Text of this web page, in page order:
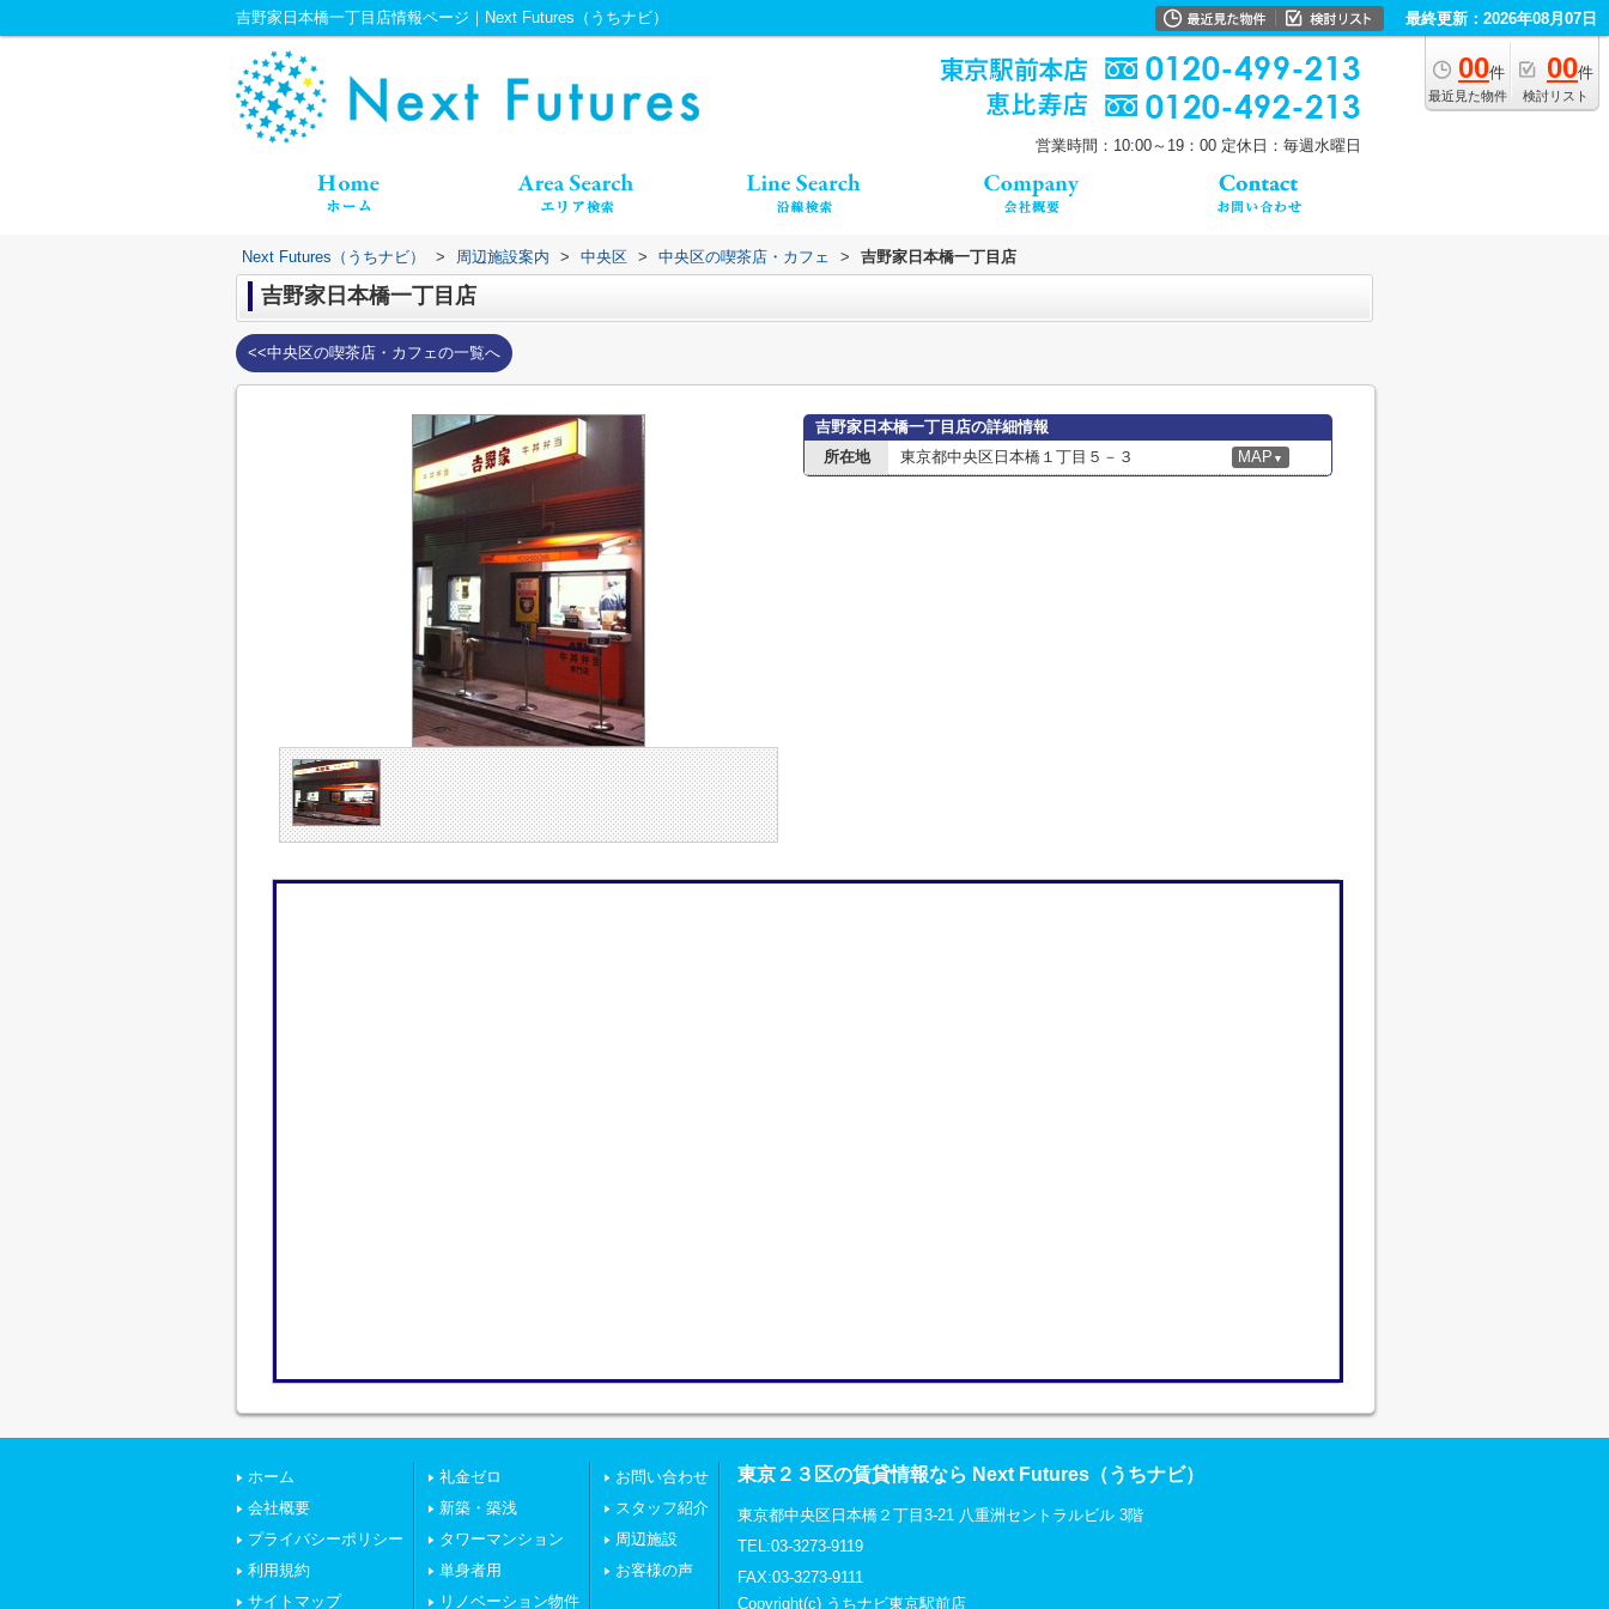
吉野家日本橋一丁目店情報ページ｜Next Futures（うちナビ） 最終更新：2026年08月07日
00件
最近見た物件
00件
検討リスト
営業時間：10:00～19：00 定休日：毎週水曜日
Next Futures（うちナビ） > 周辺施設案内 > 中央区 > 中央区の喫茶店・カフェ > 吉野家日本橋一丁目店
吉野家日本橋一丁目店
<<中央区の喫茶店・カフェの一覧へ
吉野家日本橋一丁目店の詳細情報
所在地
東京都中央区日本橋１丁目５－３ MAP ▼
ホーム
会社概要
プライバシーポリシー
利用規約
サイトマップ
礼金ゼロ
新築・築浅
タワーマンション
単身者用
リノベーション物件
お問い合わせ
スタッフ紹介
周辺施設
お客様の声
東京２３区の賃貸情報なら Next Futures（うちナビ）
東京都中央区日本橋２丁目3-21 八重洲セントラルビル 3階
TEL:03-3273-9119
FAX:03-3273-9111
Copyright(c) うちナビ東京駅前店